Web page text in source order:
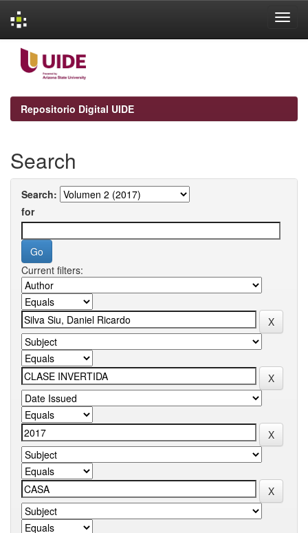
navigation
Repositorio Digital UIDE
Search
Search:
for
Current filters: